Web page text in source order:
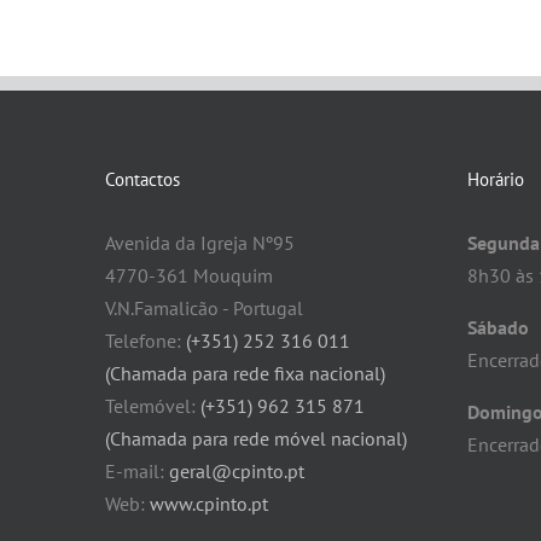
Contactos
Avenida da Igreja Nº95
4770-361 Mouquim
V.N.Famalicão - Portugal
Telefone: (+351) 252 316 011
(Chamada para rede fixa nacional)
Telemóvel: (+351) 962 315 871
(Chamada para rede móvel nacional)
E-mail: geral@cpinto.pt
Web: www.cpinto.pt
Horário
8h30 às
Sábado
Domingo